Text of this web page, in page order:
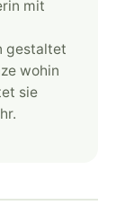
mit
gestaltet
wohin
sie